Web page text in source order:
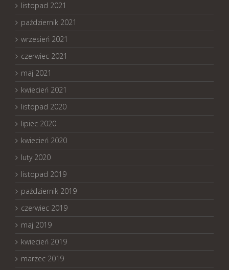
listopad 2021
październik 2021
wrzesień 2021
czerwiec 2021
maj 2021
kwiecień 2021
listopad 2020
lipiec 2020
kwiecień 2020
luty 2020
listopad 2019
październik 2019
czerwiec 2019
maj 2019
kwiecień 2019
marzec 2019